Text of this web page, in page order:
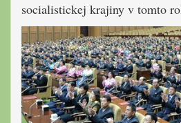
socialistickej krajiny v tomto